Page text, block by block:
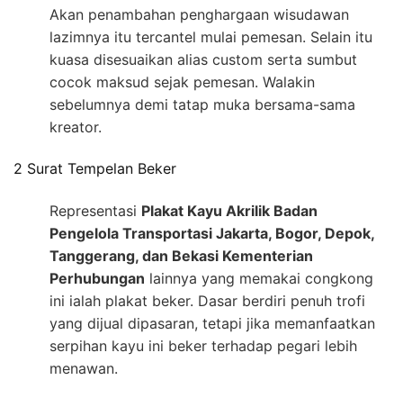
Akan penambahan penghargaan wisudawan
lazimnya itu tercantel mulai pemesan. Selain itu
kuasa disesuaikan alias custom serta sumbut
cocok maksud sejak pemesan. Walakin
sebelumnya demi tatap muka bersama-sama
kreator.
2 Surat Tempelan Beker
Representasi Plakat Kayu Akrilik Badan
Pengelola Transportasi Jakarta, Bogor, Depok,
Tanggerang, dan Bekasi Kementerian
Perhubungan lainnya yang memakai congkong
ini ialah plakat beker. Dasar berdiri penuh trofi
yang dijual dipasaran, tetapi jika memanfaatkan
serpihan kayu ini beker terhadap pegari lebih
menawan.